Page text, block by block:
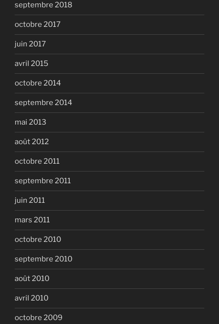
septembre 2018
octobre 2017
juin 2017
avril 2015
octobre 2014
septembre 2014
mai 2013
août 2012
octobre 2011
septembre 2011
juin 2011
mars 2011
octobre 2010
septembre 2010
août 2010
avril 2010
octobre 2009